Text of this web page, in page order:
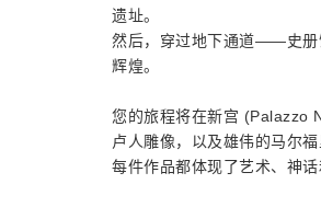
遗址。
然后，穿过地下通道——史册
辉煌。
您的旅程将在新宫 (Palazzo
卢人雕像，以及雄伟的马尔
每件作品都体现了艺术、神